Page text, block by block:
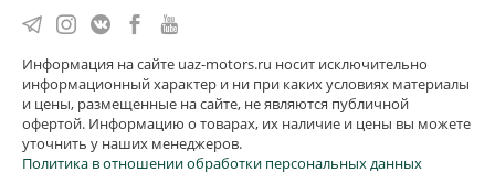
Информация на сайте uaz-motors.ru носит исключительно
информационный характер и ни при каких условиях материалы
и цены, размещенные на сайте, не являются публичной
офертой. Информацию о товарах, их наличие и цены вы можете
уточнить у наших менеджеров.
Политика в отношении обработки персональных данных